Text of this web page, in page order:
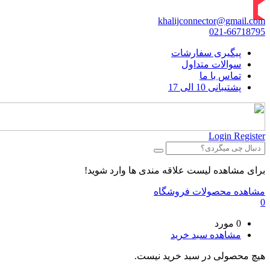
khalijconnector@gmail.com
021-66718795
پیگیری سفارشات
سوالات متداول
تماس با ما
پشتیبانی 10 الی 17
Login Register
برای مشاهده لیست علاقه مندی ها وارد شوید!
مشاهده محصولات فروشگاه
0
0 مورد
مشاهده سبد خرید
هیچ محصولی در سبد خرید نیست.